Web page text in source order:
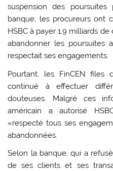
suspension des
banque, les procureurs ont
HSBC à payer 1,9 milliards
abandonner les poursuites
respectait ses engagements.
Pourtant, les FinCEN files
continué à effectuer
douteuses. Malgré ces
américain a autorisé
«respecté tous ses
abandonnées.
Selon la banque, qui a
de ses clients et ses